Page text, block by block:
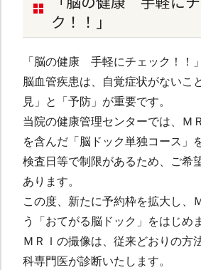
ク！！」
「脳の健康 手軽にチェック！！」
脳血管疾患は、自覚症状がないこ
見」と「予防」が重要です。
当院の健康管理センターでは、Ｍ
を含んだ「脳ドック単独コース」
検査日等で制限があるため、ご希
あります。
この度、新たに予約枠を拡大し、
う「おてがる脳ドック」をはじめ
ＭＲＩの撮像は、従来どおりの方
科専門医が診断いたします。